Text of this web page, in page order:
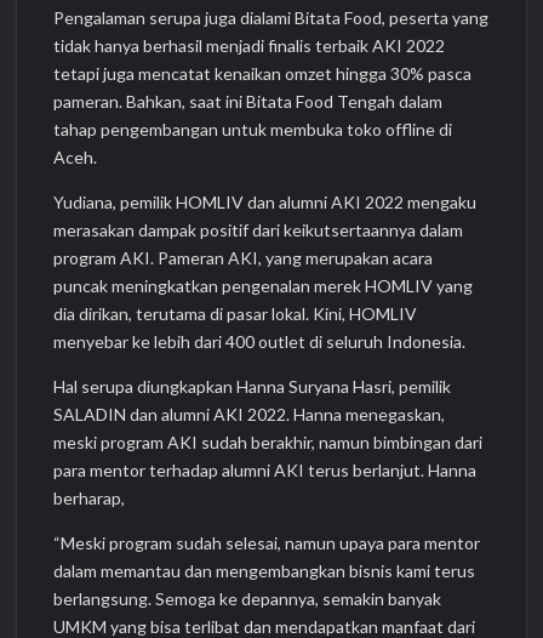
Pengalaman serupa juga dialami Bitata Food, peserta yang
tidak hanya berhasil menjadi finalis terbaik AKI 2022
tetapi juga mencatat kenaikan omzet hingga 30% pasca
pameran. Bahkan, saat ini Bitata Food Tengah dalam
tahap pengembangan untuk membuka toko offline di
Aceh.
Yudiana, pemilik HOMLIV dan alumni AKI 2022 mengaku
merasakan dampak positif dari keikutsertaannya dalam
program AKI. Pameran AKI, yang merupakan acara
puncak meningkatkan pengenalan merek HOMLIV yang
dia dirikan, terutama di pasar lokal. Kini, HOMLIV
menyebar ke lebih dari 400 outlet di seluruh Indonesia.
Hal serupa diungkapkan Hanna Suryana Hasri, pemilik
SALADIN dan alumni AKI 2022. Hanna menegaskan,
meski program AKI sudah berakhir, namun bimbingan dari
para mentor terhadap alumni AKI terus berlanjut. Hanna
berharap,
“Meski program sudah selesai, namun upaya para mentor
dalam memantau dan mengembangkan bisnis kami terus
berlangsung. Semoga ke depannya, semakin banyak
UMKM yang bisa terlibat dan mendapatkan manfaat dari